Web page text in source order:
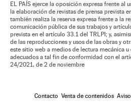
EL PAÍS ejerce la oposición expresa frente al
la elaboración de revistas de prensa prevista
también realiza la reserva expresa frente a la
comunicación pública de sus trabajos y
prevista en el artículo 33.1 del TRLPI; y,
de las reproducciones y usos de las obras y
este sitio web a medios de lectura mecánica
adecuados a tal fin de conformidad con el
24/2021, de 2 de noviembre
Contacto Venta de contenidos